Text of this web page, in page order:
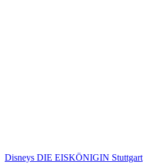
Disneys DIE EISKÖNIGIN Stuttgart